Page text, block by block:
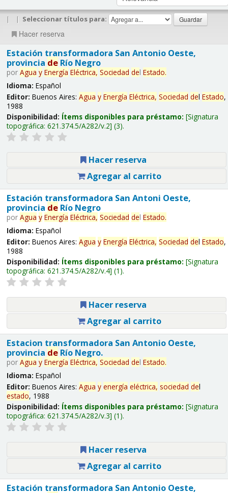
| | Seleccionar títulos para:
Hacer reserva
Estación transformadora San Antonio Oeste,
provincia deRío Negro
por Agua y Energía Eléctrica, Sociedad del Estado.
Idioma: Español
Editor: Buenos Aires: Agua y Energía Eléctrica, Sociedad del Estado,
1988
Disponibilidad: Ítems disponibles para préstamo: Signatura
topográfica: 621.374.5/A282/v.2 (3).
Hacer reserva
Agregar al carrito
Estación transformadora San Antoni Oeste,
provincia deRío Negro
por Agua y Energía Eléctrica, Sociedad del Estado.
Idioma: Español
Editor: Buenos Aires: Agua y Energía Eléctrica, Sociedad del Estado,
1988
Disponibilidad: Ítems disponibles para préstamo: Signatura
topográfica: 621.374.5/A282/v.4 (1).
Hacer reserva
Agregar al carrito
Estacion transformadora San Antonio Oeste,
provincia deRío Negro.
por Agua y Energía Eléctrica, Sociedad del Estado.
Idioma: Español
Editor: Buenos Aires: Agua y energía eléctrica, sociedad del
estado, 1988
Disponibilidad: Ítems disponibles para préstamo: Signatura
topográfica: 621.374.5/A282/v.3 (1).
Hacer reserva
Agregar al carrito
Estación transformadora San Antonio Oeste,